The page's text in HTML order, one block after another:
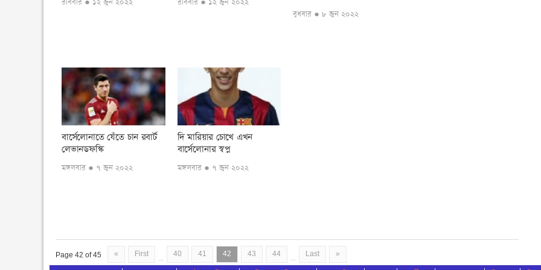
রবিবার ● ১২ জুন ২০২২ রবিবার ● ১২ জুন ২০২২
বুধবার ● ৮ জুন ২০২২
বার্সেলোনাতে যেঁতে চান রবার্ট
লেভানডফস্কি
মঙ্গলবার ● ৭ জুন ২০২২
দি মারিয়ার চোখে এখন
বার্সেলোনার স্বপ্ন
মঙ্গলবার ● ৭ জুন ২০২২
Page 42 of 45 « First ... 40 41 42 43 44 ... Last »